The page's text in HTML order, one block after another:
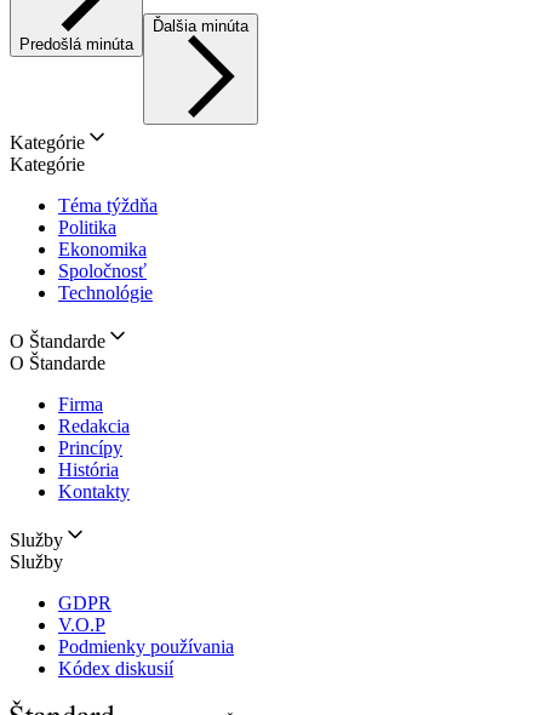
Predošlá minúta
Ďalšia minúta
Kategórie
Kategórie
Téma týždňa
Politika
Ekonomika
Spoločnosť
Technológie
O Štandarde
O Štandarde
Firma
Redakcia
Princípy
História
Kontakty
Služby
Služby
GDPR
V.O.P
Podmienky používania
Kódex diskusií